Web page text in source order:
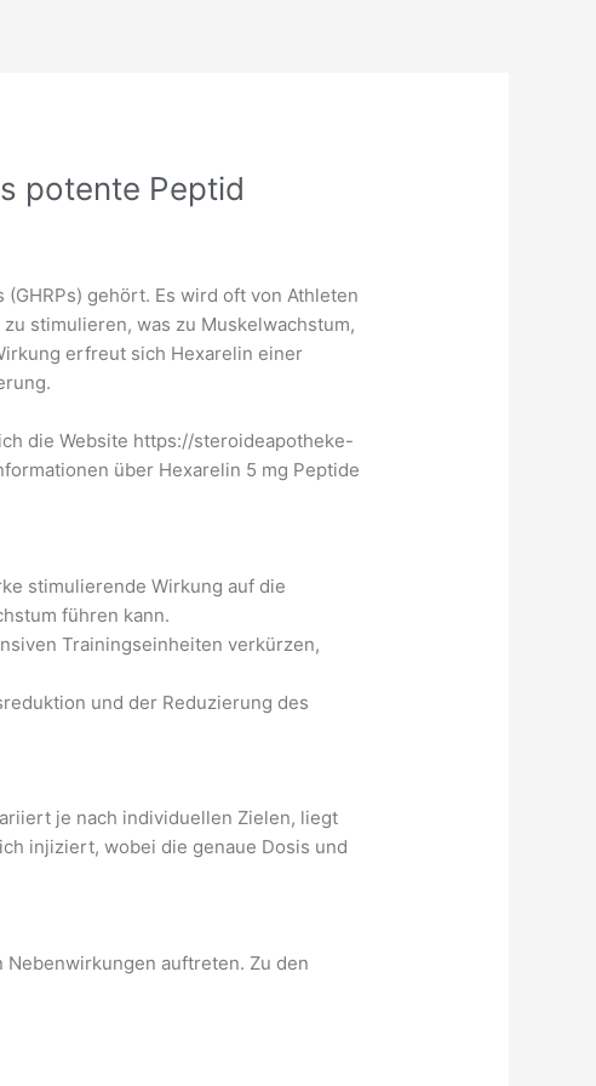
potente Peptid
gehört. Es wird oft von Athleten
stimulieren, was zu Muskelwachstum,
erfreut sich Hexarelin einer
die Website https://steroideapotheke-
über Hexarelin 5 mg Peptide
stimulierende Wirkung auf die
führen kann.
Trainingseinheiten verkürzen,
und der Reduzierung des
je nach individuellen Zielen, liegt
injiziert, wobei die genaue Dosis und
auftreten. Zu den